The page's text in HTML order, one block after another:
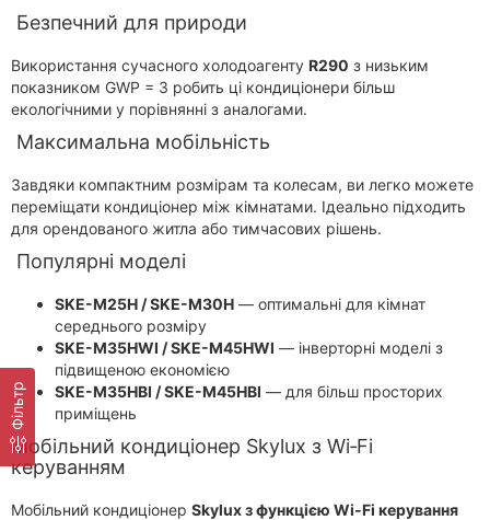
Фільтр
Безпечний для природи
Використання сучасного холодоагенту R290 з низьким
показником GWP = 3 робить ці кондиціонери більш
екологічними у порівнянні з аналогами.
Максимальна мобільність
Завдяки компактним розмірам та колесам, ви легко можете
переміщати кондиціонер між кімнатами. Ідеально підходить
для орендованого житла або тимчасових рішень.
Популярні моделі
SKE-M25H / SKE-M30H — оптимальні для кімнат
середнього розміру
SKE-M35HWI / SKE-M45HWI — інверторні моделі з
підвищеною економією
SKE-M35HBI / SKE-M45HBI — для більш просторих
приміщень
Мобільний кондиціонер Skylux з Wi‑Fi
керуванням
Мобільний кондиціонер Skylux з функцією Wi‑Fi керування